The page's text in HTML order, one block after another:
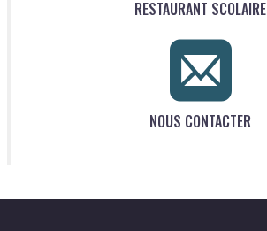
RESTAURANT SCOLAIRE
NOUS CONTACTER